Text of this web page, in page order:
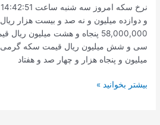
و دوازده میلیون و نه صد و بیست هزار
میلیون و پنجاه هزار و چهار صد و هفتاد
نرخ
بیشتر بخوانید »